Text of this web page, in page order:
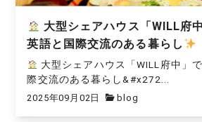
大型シェアハウス「WILL府
英語と国際交流のある暮らし
大型シェアハウス「WILL府中」
際交流のある暮らし&#x272...
2025年09月02日 blog